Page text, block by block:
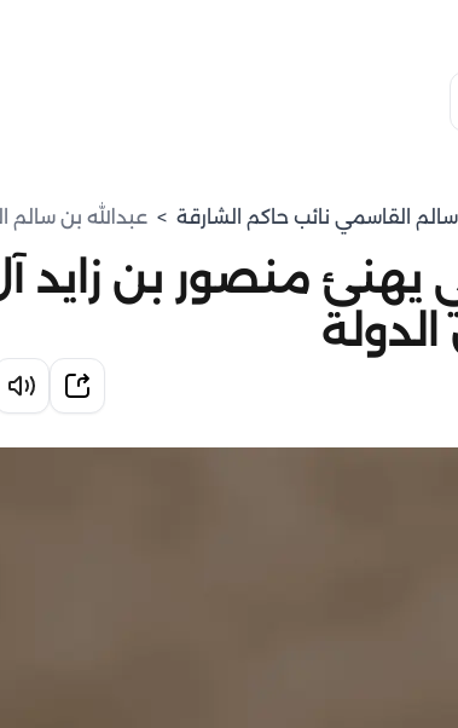
القاسمي نائب حاكم الشارقة > عبدالله بن سالم
يهنئ منصور بن زايد
الدولة